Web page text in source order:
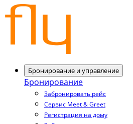
Бронирование и управление
Бронирование
Забронировать рейс
Сервис Meet & Greet
Регистрация на дому